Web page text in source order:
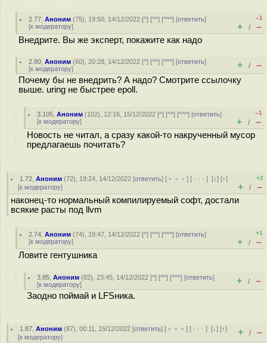
2.77 ,Аноним (75), 19:50, 14/12/2022 [^] [^^] [^^^] [ответить]
[к модератору]
–1
+ / –
Внедрите. Вы же эксперт, покажите как надо
2.80 ,Аноним (60), 20:28, 14/12/2022 [^] [^^] [^^^] [ответить]
[к модератору] + / –
Почему бы не внедрить? А надо? Смотрите ссылочку
выше. uring не быстрее epoll.
3.105 ,Аноним (102), 12:16, 15/12/2022 [^] [^^] [^^^] [ответить]
[к модератору]
–1
+ / –
Новость не читал, а сразу какой-то накрученный мусор
предлагаешь почитать?
1.72 ,Аноним (72), 19:24, 14/12/2022 [ответить] [ ﹢﹢﹢] [ · · ·][↓] [↑]
[к модератору]
+2
+ / –
наконец-то нормальный компилируемый софт, достали
всякие расты под llvm
2.74 ,Аноним (74), 19:47, 14/12/2022 [^] [^^] [^^^] [ответить]
[к модератору]
+1
+ / –
Ловите гентушника
3.85 ,Аноним (82), 23:45, 14/12/2022 [^] [^^] [^^^] [ответить]
[к модератору] + / –
Заодно поймай и LFSника.
1.87 ,Аноним (87), 00:11, 15/12/2022 [ответить] [ ﹢﹢﹢] [ · · ·][↓] [↑]
[к модератору] + / –